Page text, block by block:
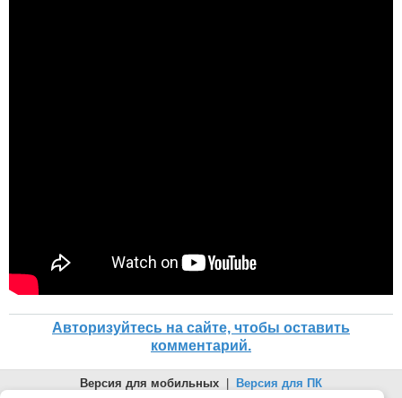
Авторизуйтесь на сайте, чтобы оставить
комментарий.
Версия для мобильных Версия для ПК